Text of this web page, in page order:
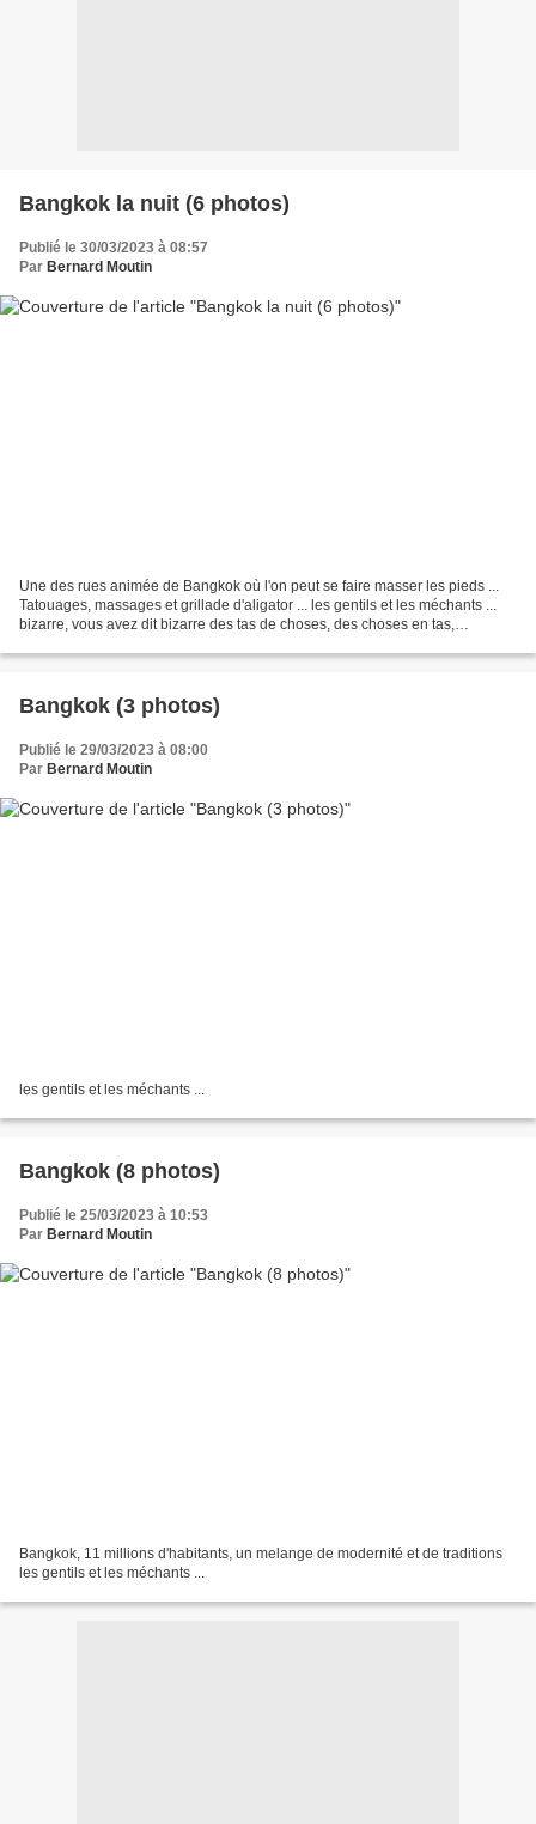
Bangkok la nuit (6 photos)
Publié le 30/03/2023 à 08:57
Par Bernard Moutin
Une des rues animée de Bangkok où l'on peut se faire masser les pieds ...
Tatouages, massages et grillade d'aligator ... les gentils et les méchants ...
bizarre, vous avez dit bizarre des tas de choses, des choses en tas,
Bangkok (3 photos)
Publié le 29/03/2023 à 08:00
Par Bernard Moutin
les gentils et les méchants ...
Bangkok (8 photos)
Publié le 25/03/2023 à 10:53
Par Bernard Moutin
Bangkok, 11 millions d'habitants, un melange de modernité et de traditions
les gentils et les méchants ...